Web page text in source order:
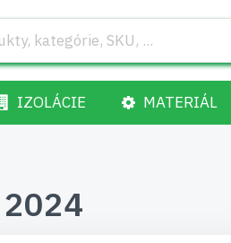
IZOLÁCIE MATERIÁL